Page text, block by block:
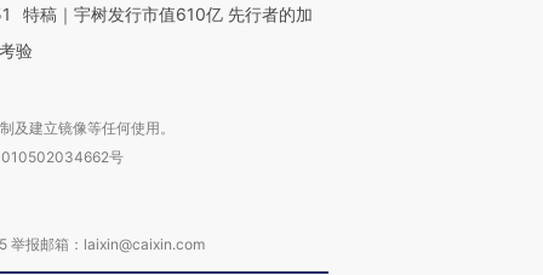
特稿｜宇树发行市值610亿 先行者的加
验
及建立镜像等任何使用。
号
举报邮箱：laixin@caixin.com